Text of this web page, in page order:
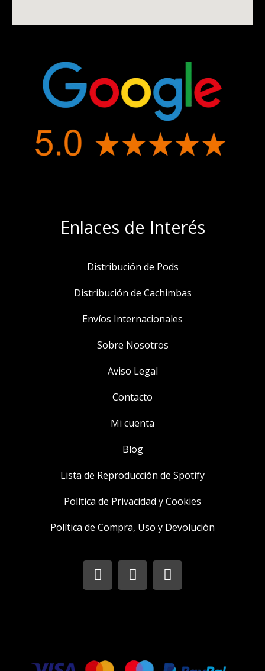
Enlaces de Interés
Distribución de Pods
Distribución de Cachimbas
Envíos Internacionales
Sobre Nosotros
Aviso Legal
Contacto
Mi cuenta
Blog
Lista de Reproducción de Spotify
Política de Privacidad y Cookies
Política de Compra, Uso y Devolución
I
n
s
T
w
i
r
F
a
c